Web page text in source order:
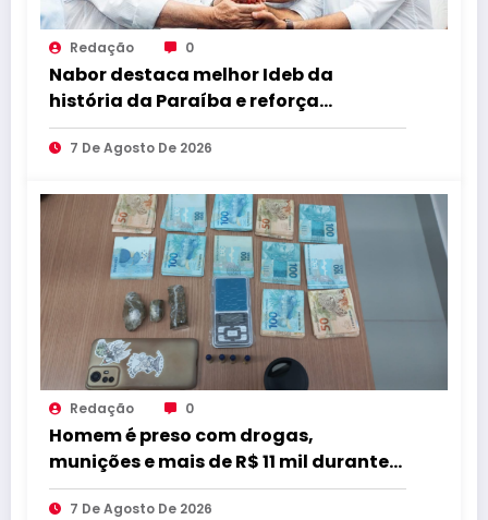
Redação 0
Nabor destaca melhor Ideb da
história da Paraíba e reforça
compromisso com educação de
qualidade
7 De Agosto De 2026
Redação 0
Homem é preso com drogas,
munições e mais de R$ 11 mil durante
operação em Marcação
7 De Agosto De 2026